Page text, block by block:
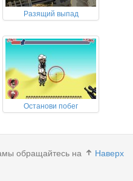
Разящий выпад
Останови побег
Наверх
обращайтесь на